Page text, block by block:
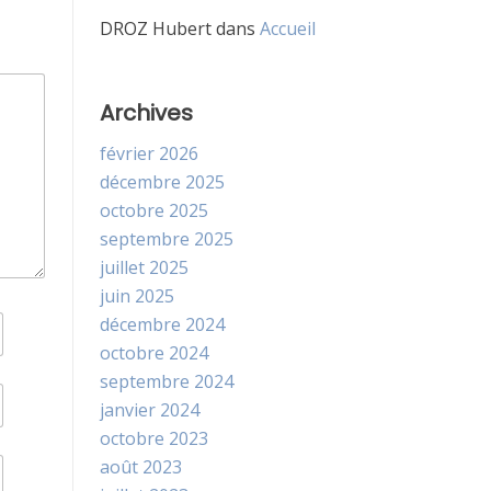
DROZ Hubertdans Accueil
Archives
février 2026
décembre 2025
octobre 2025
septembre 2025
juillet 2025
juin 2025
décembre 2024
octobre 2024
septembre 2024
janvier 2024
octobre 2023
août 2023